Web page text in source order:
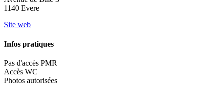
1140 Evere
Site web
Infos pratiques
Pas d'accès PMR
Accès WC
Photos autorisées